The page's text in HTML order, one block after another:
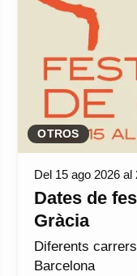
OTROS
Del 15 ago 2026 al
Dates de
Gràcia
Diferents
Barcelona